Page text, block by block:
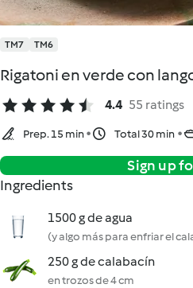
TM7 TM6
Rigatoni en verde con
4.4 55 ratings
Prep. 15 min Total 30 min
Sign up
Ingredients
1500 g de agua
(y algo más para enfriar el
250 g de calabacín
en trozos de 4 cm